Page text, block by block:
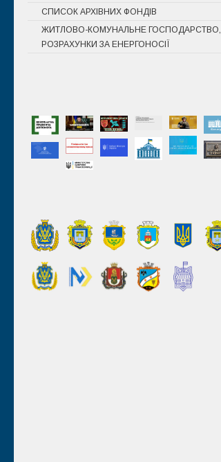
СПИСОК АРХІВНИХ ФОНДІВ
ЖИТЛОВО-КОМУНАЛЬНЕ ГОСПОДАРСТВО,
РОЗРАХУНКИ ЗА ЕНЕРГОНОСІЇ